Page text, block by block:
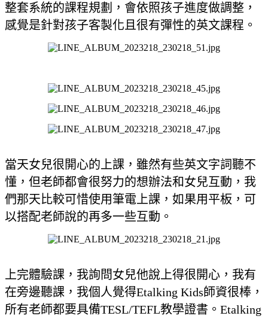
整套系統的課程規劃，會依照孩子進度做調整，
感覺是針對孩子客製化且很有彈性的英文課程。
當天女兒很開心的上課，雖然有些英文字詞聽不
懂，但老師都會很努力的想辦法和女兒互動，我
們那天比較可惜使用筆電上課，如果用平板，可
以搭配老師說的再多一些互動。
上完體驗課，我詢問女兒他說上得很開心，我有
在旁邊聽課，我個人覺得Etalking Kids師資很棒，
所有老師都要具備TESL/TEFL教學證書。Etalking